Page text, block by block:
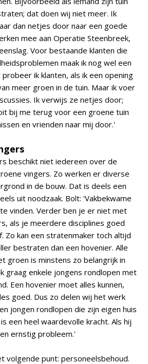
dat doen wij niet meer. Ik
dan netjes door naar een goede
mee aan Operatie Steenbreek,
Voor bestaande klanten die
maak ik nog wel een
ik klanten, als ik een opening
meer groen in de tuin. Maar ik voer
Ik verwijs ze netjes door;
bij me terug voor een groene tuin
en vrienden naar mij door.'
beschikt niet iedereen over de
vingers. Zo werken er diverse
in de bouw. Dat is deels een
uit noodzaak. Bolt: 'Vakbekwame
vinden. Verder ben je er niet met
als je meerdere disciplines goed
Zo kan een stratenmaker toch altijd
bestraten dan een hovenier. Alle
groen is minstens zo belangrijk in
graag enkele jongens rondlopen met
Een hovenier moet alles kunnen,
goed. Dus zo delen wij het werk
jongen rondlopen die zijn eigen huis
een heel waardevolle kracht. Als hij
ernstig probleem.'
volgende punt: personeelsbehoud.